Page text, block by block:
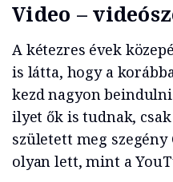
Video –
A kétezres évek
is látta, hogy a
kezd nagyon
ilyet ők is tudnak,
született meg
olyan lett, mint a